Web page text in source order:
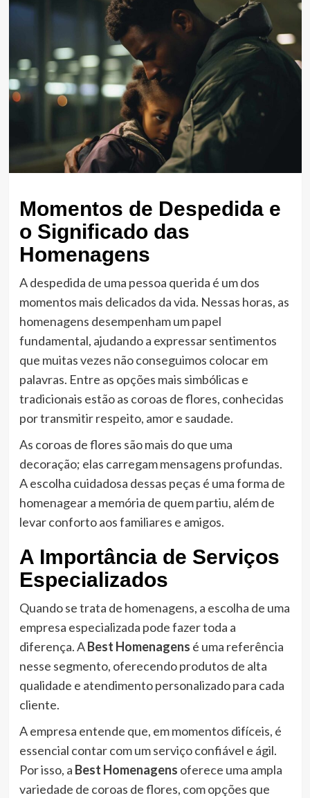
Momentos de Despedida e
o Significado das
Homenagens
A despedida de uma pessoa querida é um dos
momentos mais delicados da vida. Nessas horas, as
homenagens desempenham um papel
fundamental, ajudando a expressar sentimentos
que muitas vezes não conseguimos colocar em
palavras. Entre as opções mais simbólicas e
tradicionais estão as coroas de flores, conhecidas
por transmitir respeito, amor e saudade.
As coroas de flores são mais do que uma
decoração; elas carregam mensagens profundas.
A escolha cuidadosa dessas peças é uma forma de
homenagear a memória de quem partiu, além de
levar conforto aos familiares e amigos.
A Importância de Serviços
Especializados
Quando se trata de homenagens, a escolha de uma
empresa especializada pode fazer toda a
diferença. ABest Homenagens é uma referência
nesse segmento, oferecendo produtos de alta
qualidade e atendimento personalizado para cada
cliente.
A empresa entende que, em momentos difíceis, é
essencial contar com um serviço confiável e ágil.
Por isso, a Best Homenagens oferece uma ampla
variedade de coroas de flores, com opções que